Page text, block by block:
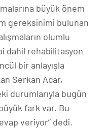
büyük önem
gereksinimi bulunan
olumlu
dahil rehabilitasyon
bir anlayışla
Serkan Acar,
durumlarıyla bugün
fark var. Bu
veriyor” dedi.